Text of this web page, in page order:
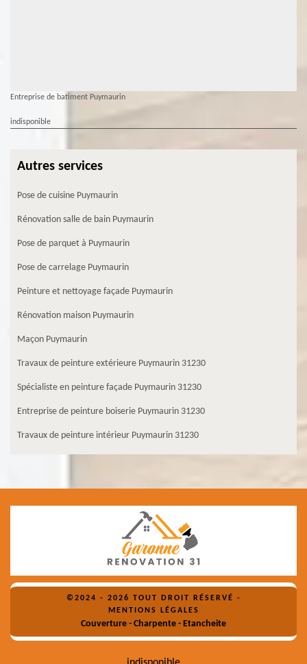
Entreprise de batiment Puymaurin
indisponible
Autres services
Pose de cuisine Puymaurin
Rénovation salle de bain Puymaurin
Pose de parquet à Puymaurin
Pose de carrelage Puymaurin
Peinture et nettoyage façade Puymaurin
Rénovation maison Puymaurin
Maçon Puymaurin
Travaux de peinture extérieure Puymaurin 31230
Spécialiste en peinture façade Puymaurin 31230
Entreprise de peinture boiserie Puymaurin 31230
Travaux de peinture intérieur Puymaurin 31230
©2024 - 2026 TOUT DROIT RÉSERVÉ -
MENTIONS LÉGALES
Couverture - Charpente - Etancheite